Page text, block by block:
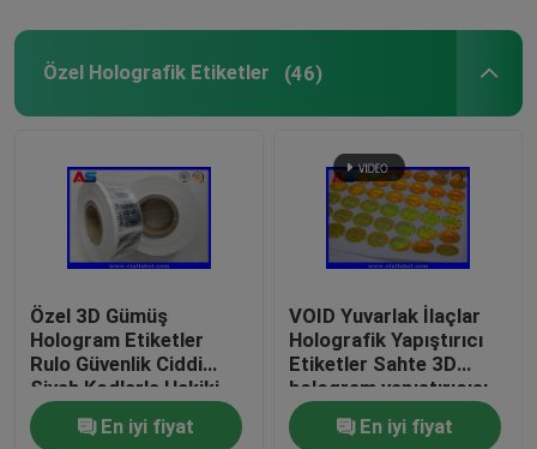
10ml Flakon Kutuları
Özel Holografik Etiketler
küçük cam şişe
Kapağı kapalı çevirin
Plastik şişeler hap
Özel Holografik Etiketler (46)
Özel 3D Gümüş
Hologram Etiketler
Rulo Güvenlik Ciddi
Siyah Kodlarla Hakiki
holografik güvenlik
etiketleriEn iyi fiyat
VOID Yuvarlak İlaçlar
Holografik Yapıştırıcı
Etiketler Sahte 3D
hologram yapıştırıcısı
En iyi fiyat